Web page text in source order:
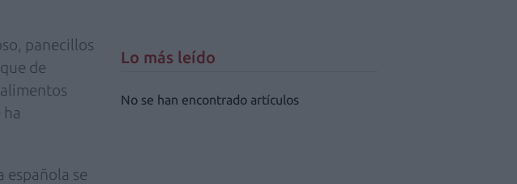
panecillos
de
española se
Lo más leído
No se han encontrado artículos